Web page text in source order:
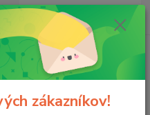
Hľadať
ks
za 0,00 EUR
zákazníkov!